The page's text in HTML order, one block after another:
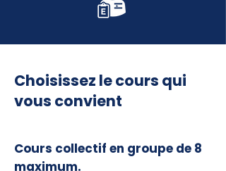
Choisissez le cours qui
vous convient
Cours collectif en groupe de 8
maximum.